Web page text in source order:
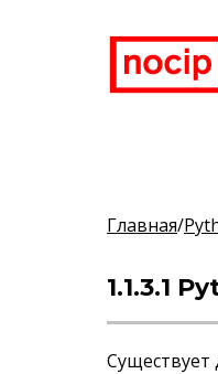
Главная/
1.1.3.1
Существует